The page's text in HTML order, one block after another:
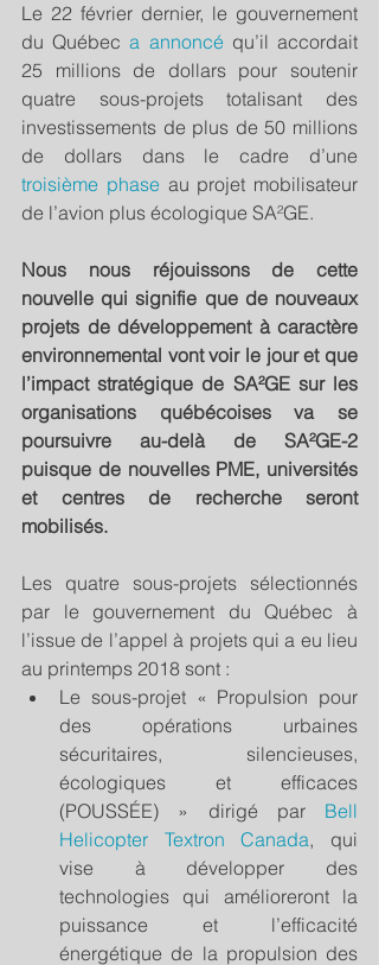
Le 22 février dernier, le gouvernement
du Québec a annoncé qu’il accordait
25 millions de dollars pour soutenir
quatre sous-projets totalisant des
investissements de plus de 50 millions
troisième phase au projet mobilisateur
de l’avion plus écologique SA²GE.
Nous nous réjouissons de cette
nouvelle qui signifie que de nouveaux
projets de développement à caractère
environnemental vont voir le jour et que
l’impact stratégique de SA²GE sur les
organisations québécoises va se
poursuivre au-delà de SA²GE-2
puisque de nouvelles PME, universités
et centres de recherche seront
mobilisés.
Les quatre sous-projets sélectionnés
par le gouvernement du Québec à
l’issue de l’appel à projets qui a eu lieu
au printemps 2018 sont :
Le sous-projet « Propulsion pour
des opérations urbaines
sécuritaires, silencieuses,
écologiques et efficaces
(POUSSÉE) » dirigé par Bell
Helicopter Textron Canada, qui
vise à développer des
technologies qui amélioreront la
puissance et l’efficacité
énergétique de la propulsion des